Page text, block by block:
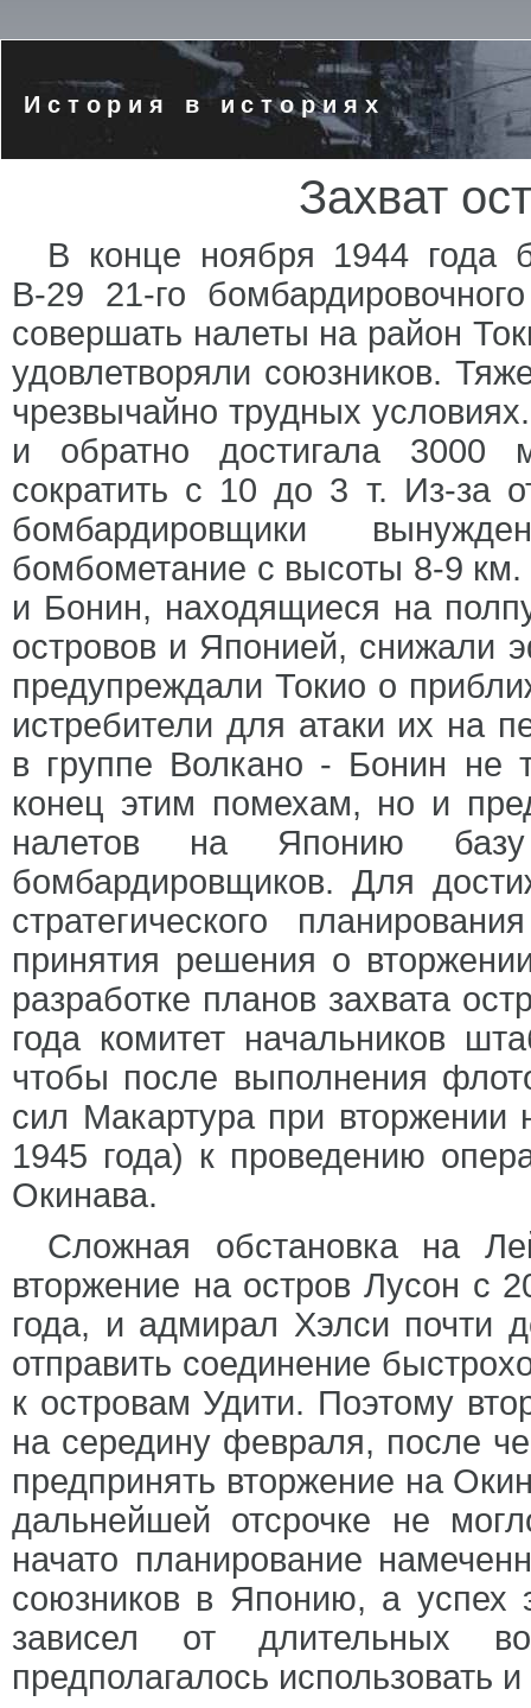
История в историях
Захват
В конце ноября 1944 года
В-29 21-го
совершать налеты на район
удовлетворяли союзников.
чрезвычайно трудных
и обратно достигала 3000
сократить с 10 до 3 т. Из-за
бомбардировщики
бомбометание с высоты 8-9 км.
и Бонин, находящиеся на
островов и Японией, снижали
предупреждали Токио о
истребители для атаки их на
в группе Волкано - Бонин не
конец этим помехам, но и
налетов на Японию
бомбардировщиков. Для
стратегического
принятия решения о
разработке планов захвата
года комитет начальников
чтобы после выполнения
сил Макартура при вторжении
1945 года) к проведению
Окинава.
Сложная обстановка на
вторжение на остров Лусон с
года, и адмирал Хэлси почти
отправить соединение
к островам Удити. Поэтому
на середину февраля, после
предпринять вторжение на
дальнейшей отсрочке не
начато планирование
союзников в Японию, а успех
зависел от длительных
предполагалось использовать